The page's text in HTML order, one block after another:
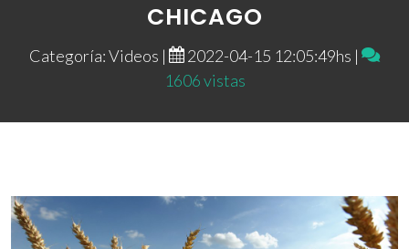
CHICAGO
Categoría: Videos |
2022-04-15 12:05:49hs |
1606 vistas